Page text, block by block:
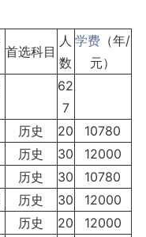
首选科目
人
数
学费 （年/
元）
62
7
历史 20
10780
历史 30
12000
历史 30
10780
历史 30
12000
历史 20
12000